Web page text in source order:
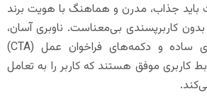
جذاب، مدرن و هماهنگ با هویت برند
کاربرپسندی بی‌معناست. ناوبری آسان،
منوهای واضح، فرم‌های ساده و دکمه‌های فراخوان عمل (CTA)
کاربری موفق هستند که کاربر را به تعامل